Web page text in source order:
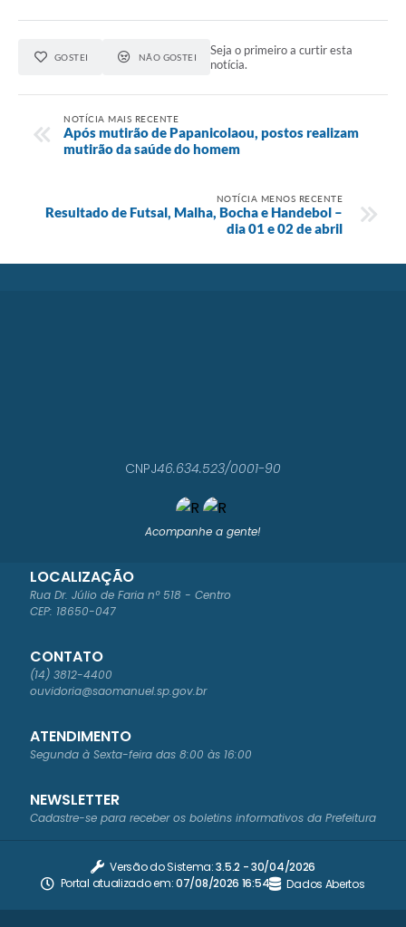
GOSTEI NÃO GOSTEI
Seja o primeiro a curtir esta
notícia.
NOTÍCIA MAIS RECENTE
Após mutirão de Papanicolaou, postos realizam
mutirão da saúde do homem
NOTÍCIA MENOS RECENTE
Resultado de Futsal, Malha, Bocha e Handebol –
dia 01 e 02 de abril
Acompanhe a gente!
LOCALIZAÇÃO
Rua Dr. Júlio de Faria nº 518 - Centro
CEP: 18650-047
CONTATO
(14) 3812-4400
ouvidoria@saomanuel.sp.gov.br
ATENDIMENTO
Segunda à Sexta-feira das 8:00 às 16:00
CNPJ46.634.523/0001-90
NEWSLETTER
Cadastre-se para receber os boletins informativos da Prefeitura
Versão do Sistema:3.5.2 - 30/04/2026
Portal atualizado em:07/08/2026 16:54 Dados Abertos